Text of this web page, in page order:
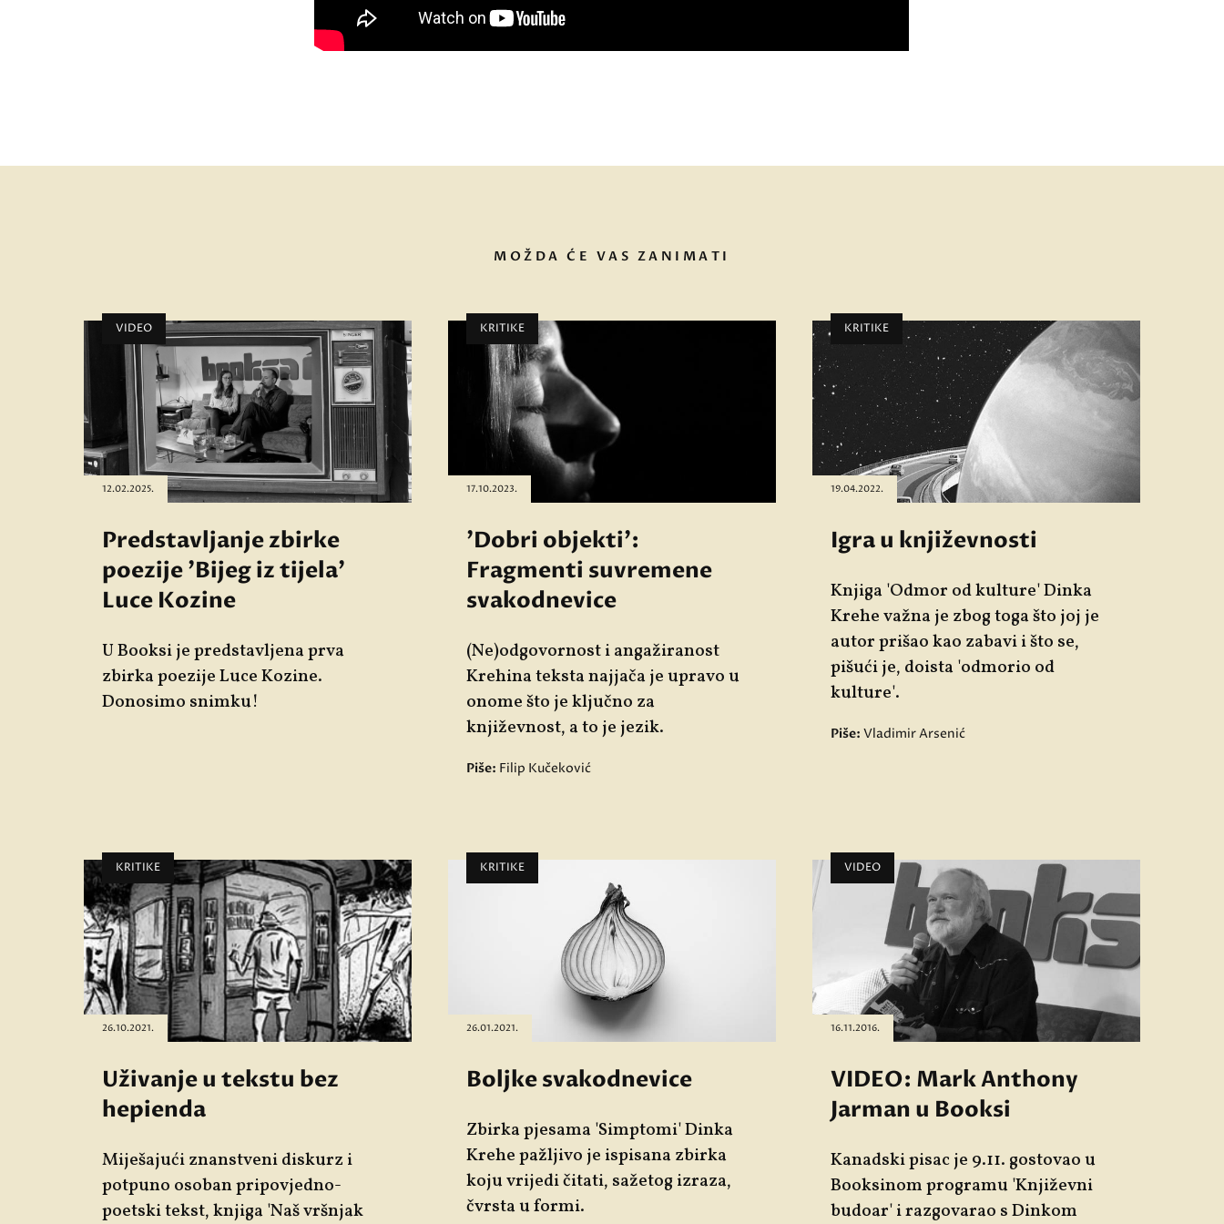
MOŽDA ĆE VAS ZANIMATI
VIDEO
12.02.2025.
Predstavljanje zbirke
poezije 'Bijeg iz tijela'
Luce Kozine
U Booksi je predstavljena prva
zbirka poezijeLuce Kozine.
Donosimo snimku!
KRITIKE
17.10.2023.
'Dobri objekti':
Fragmenti suvremene
svakodnevice
(Ne)odgovornost i angažiranost
Krehina teksta najjača je upravo u
onome što je ključno za
književnost, a to je jezik.
Piše: Filip Kučeković
KRITIKE
19.04.2022.
Igra u književnosti
Knjiga 'Odmor od kulture' Dinka
Krehe važna je zbog toga što joj je
autor prišao kao zabavi išto se,
pišući je, doista 'odmorio od
kulture'.
Piše: Vladimir Arsenić
KRITIKE
26.10.2021.
Uživanje u tekstu bez
hepienda
Miješajući znanstveni diskurz i
potpuno osoban pripovjedno-
poetski tekst, knjiga 'Naš vršnjak
KRITIKE
26.01.2021.
Boljke svakodnevice
Zbirka pjesama 'Simptomi' Dinka
Krehepažljivo je ispisana zbirka
koju vrijedi čitati, sažetog izraza,
čvrsta u formi.
VIDEO
16.11.2016.
VIDEO: Mark Anthony
Jarman u Booksi
Kanadski pisac je 9.11. gostovao u
Booksinom programu 'Književni
budoar' i razgovarao s Dinkom